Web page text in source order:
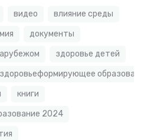
видео
влияние среды
документы
здоровье детей
книги
2024